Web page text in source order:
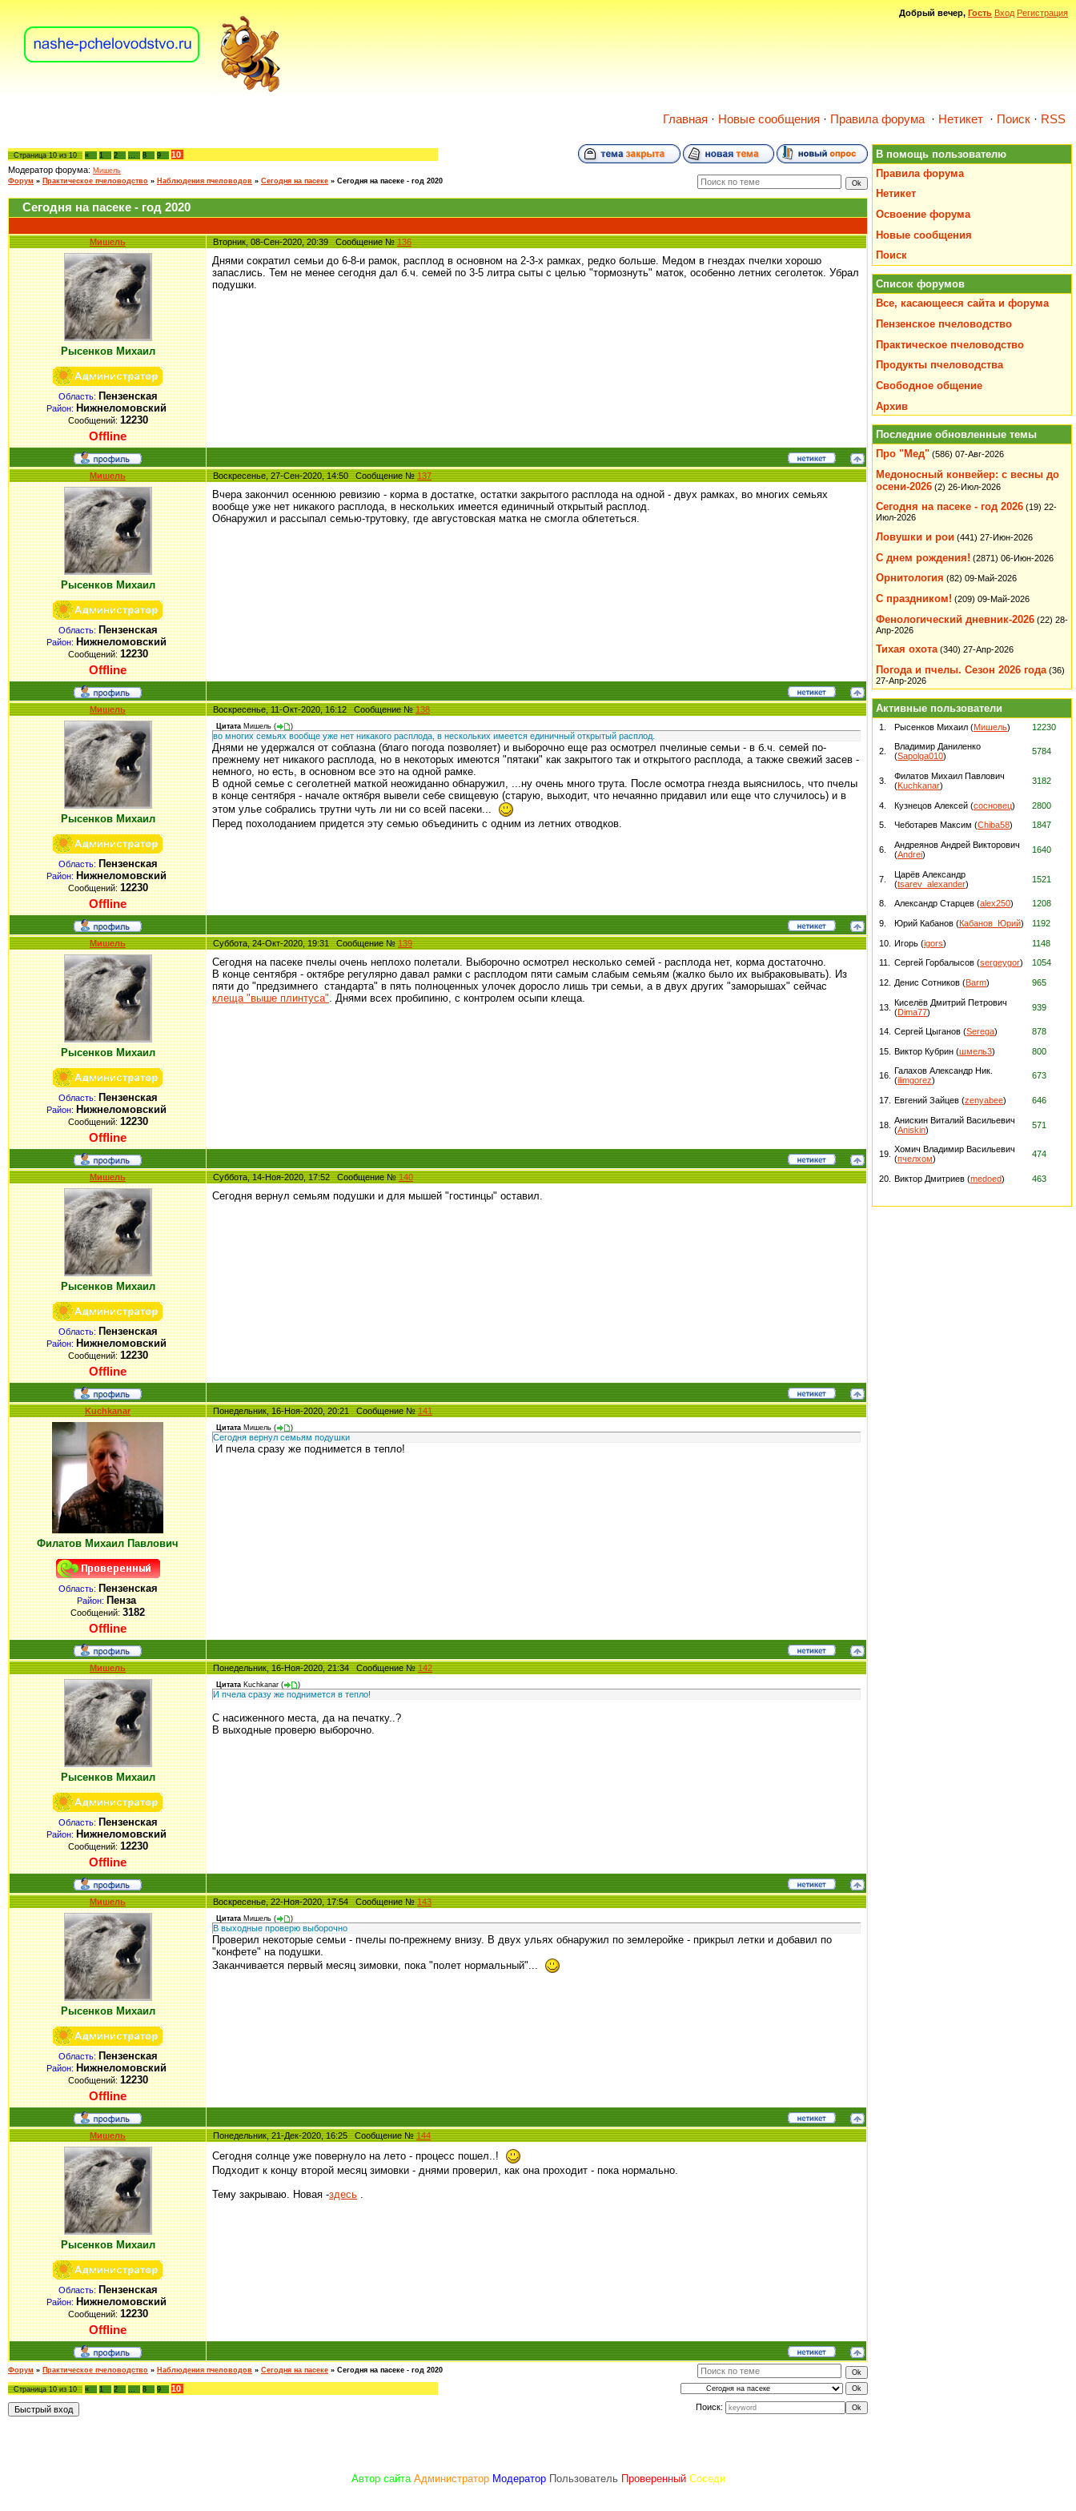
Добрый вечер, Гость Вход Регистрация
Главная · Новые сообщения · Правила форума · Нетикет · Поиск · RSS
Страница10из10 « 1 2 8 9
10
Модератор форума: Мишель
Форум » Практическое пчеловодство » Наблюдения пчеловодов » Сегодня на пасеке » Сегодня на пасеке - год 2020
Сегодня на пасеке - год 2020
Мишель Вторник, 08-Сен-2020, 20:39 Сообщение № 136
Рысенков Михаил
Область:Пензенская
Район: Нижнеломовский
Сообщений:12230
Offline
Днями сократил семьи до 6-8-и рамок, расплод в основном на 2-3-х рамках, редко больше. Медом в гнездах пчелки хорошо
запаслись. Тем не менее сегодня дал б.ч. семей по 3-5 литра сыты с целью "тормознуть" маток, особенно летних сеголеток. Убрал
подушки.
Мишель Воскресенье, 27-Сен-2020, 14:50 Сообщение № 137
Рысенков Михаил
Область:Пензенская
Район: Нижнеломовский
Сообщений:12230
Offline
Вчера закончил осеннюю ревизию - корма в достатке, остатки закрытого расплода на одной - двух рамках, во многих семьях
вообще уже нет никакого расплода, в нескольких имеется единичный открытый расплод.
Обнаружил и рассыпал семью-трутовку, где августовская матка не смогла облететься.
Мишель Воскресенье, 11-Окт-2020, 16:12 Сообщение №138
Рысенков Михаил
Область:Пензенская
Район: Нижнеломовский
Сообщений:12230
Offline
Цитата Мишель ( )
во многих семьях вообще уже нет никакого расплода, в нескольких имеется единичный открытый расплод.
Днями не удержался от соблазна (благо погода позволяет) и выборочно еще раз осмотрел пчелиные семьи - в б.ч. семей по-
прежнему нет никакого расплода, но в некоторых имеются "пятаки" как закрытого так и открытого расплода, а также свежий засев -
немного, но есть, в основном все это на одной рамке.
В одной семье с сеголетней маткой неожиданно обнаружил, ...ну очень много трута. После осмотра гнезда выяснилось, что пчелы
в конце сентября - начале октября вывели себе свищевую (старую, выходит, что нечаянно придавил или еще что случилось) и в
этом улье собрались трутни чуть ли ни со всей пасеки...
Перед похолоданием придется эту семью объединить с одним из летних отводков.
Мишель Суббота, 24-Окт-2020, 19:31 Сообщение №139
Рысенков Михаил
Область:Пензенская
Район: Нижнеломовский
Сообщений:12230
Offline
Сегодня на пасеке пчелы очень неплохо полетали. Выборочно осмотрел несколько семей - расплода нет, корма достаточно.
В конце сентября - октябре регулярно давал рамки с расплодом пяти самым слабым семьям (жалко было их выбраковывать). Из
пяти до "предзимнего стандарта" в пять полноценных улочек доросло лишь три семьи, а в двух других "заморышах" сейчас
клеща "выше плинтуса". Днями всех пробипиню, с контролем осыпи клеща.
Мишель Суббота, 14-Ноя-2020, 17:52 Сообщение №140
Рысенков Михаил
Область:Пензенская
Район: Нижнеломовский
Сообщений:12230
Offline
Сегодня вернул семьям подушки и для мышей "гостинцы" оставил.
Kuchkanar Понедельник, 16-Ноя-2020, 20:21 Сообщение №141
Филатов Михаил Павлович
Область:Пензенская
Район: Пенза
Сообщений:3182
Offline
Цитата Мишель ( )
Сегодня вернул семьям подушки
И пчела сразу же поднимется в тепло!
Мишель Понедельник, 16-Ноя-2020, 21:34 Сообщение №142
Рысенков Михаил
Область:Пензенская
Район: Нижнеломовский
Сообщений:12230
Offline
Цитата Kuchkanar ( )
И пчела сразу же поднимется в тепло!
С насиженного места, да на печатку..?
В выходные проверю выборочно.
Мишель Воскресенье, 22-Ноя-2020, 17:54 Сообщение №143
Рысенков Михаил
Область:Пензенская
Район: Нижнеломовский
Сообщений:12230
Offline
Цитата Мишель ( )
В выходные проверю выборочно
Проверил некоторые семьи - пчелы по-прежнему внизу. В двух ульях обнаружил по землеройке - прикрыл летки и добавил по
"конфете" на подушки.
Заканчивается первый месяц зимовки, пока "полет нормальный"...
Мишель Понедельник, 21-Дек-2020, 16:25 Сообщение №144
Рысенков Михаил
Область:Пензенская
Район: Нижнеломовский
Сообщений:12230
Offline
Сегодня солнце уже повернуло на лето - процесс пошел..!
Подходит к концу второй месяц зимовки - днями проверил, как она проходит - пока нормально.
Тему закрываю. Новая -здесь .
Форум » Практическое пчеловодство » Наблюдения пчеловодов » Сегодня на пасеке » Сегодня на пасеке - год 2020
Страница10из10 « 1 2 … 8 9
10
Поиск:
В помощь пользователю
Правила форума
Нетикет
Освоение форума
Новые сообщения
Поиск
Список форумов
Все, касающееся сайта и форума
Пензенское пчеловодство
Практическое пчеловодство
Продукты пчеловодства
Свободное общение
Архив
Последние обновленные темы
Про "Мед" (586) 07-Авг-2026
Медоносный конвейер: с весны до
осени-2026 (2) 26-Июл-2026
Сегодня на пасеке - год 2026 (19) 22-
Июл-2026
Ловушки и рои (441) 27-Июн-2026
С днем рождения! (2871) 06-Июн-2026
Орнитология (82) 09-Май-2026
С праздником! (209) 09-Май-2026
Фенологический дневник-2026 (22) 28-
Апр-2026
Тихая охота (340) 27-Апр-2026
Погода и пчелы. Сезон 2026 года (36)
27-Апр-2026
Активные пользователи
1. Рысенков Михаил (Мишель) 12230
2.
Владимир Даниленко
(Sapolga010) 5784
3.
Филатов Михаил Павлович
(Kuchkanar) 3182
4. Кузнецов Алексей (сосновец) 2800
5. Чеботарев Максим (Chiba58) 1847
6.
Андреянов Андрей Викторович
(Andrei) 1640
7.
Царёв Александр
(tsarev_alexander) 1521
8. Александр Старцев (alex250) 1208
9. Юрий Кабанов (Кабанов_Юрий) 1192
10. Игорь (igors) 1148
11. Сергей Горбалысов (sergeygor) 1054
12. Денис Сотников (Barm) 965
13. Киселёв Дмитрий Петрович
(Dima77) 939
14. Сергей Цыганов (Serega) 878
15. Виктор Кубрин (шмель3) 800
16. Галахов Александр Ник.
(ilimgorez) 673
17. Евгений Зайцев (zenyabee) 646
18. Анискин Виталий Васильевич
(Aniskin) 571
19. Хомич Владимир Васильевич
(пчелхом) 474
20. Виктор Дмитриев (medoed) 463
Автор сайта Администратор Модератор Пользователь Проверенный Соседи